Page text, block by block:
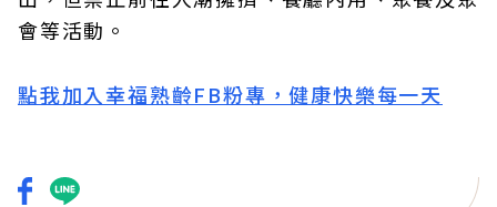
會等活動。
點我加入幸福熟齡FB粉專，健康快樂每一天